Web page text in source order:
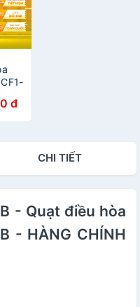
-đ
CHI TIẾT
- Quạt điều hòa
- HÀNG CHÍNH